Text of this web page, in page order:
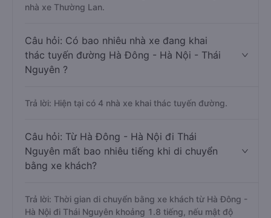
nhà xe Thường Lan.
Câu hỏi: Có bao nhiêu nhà xe đang khai
thác tuyến đường Hà Đông - Hà Nội - Thái
Nguyên ?
Trả lời: Hiện tại có 4 nhà xe khai thác tuyến đường.
Câu hỏi: Từ Hà Đông - Hà Nội đi Thái
Nguyên mất bao nhiêu tiếng khi di chuyển
bằng xe khách?
Trả lời: Thời gian di chuyển bằng xe khách từ Hà Đông -
Hà Nội đi Thái Nguyên khoảng 1.8 tiếng, nếu mật độ